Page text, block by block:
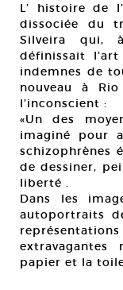
L’ histoire de
dissociée du
Silveira qui,
définissait
indemnes de
nouveau à
l’inconscient :
«Un des
imaginé pour
schizophrènes
de dessiner,
liberté .
Dans les
autoportraits
papier et la